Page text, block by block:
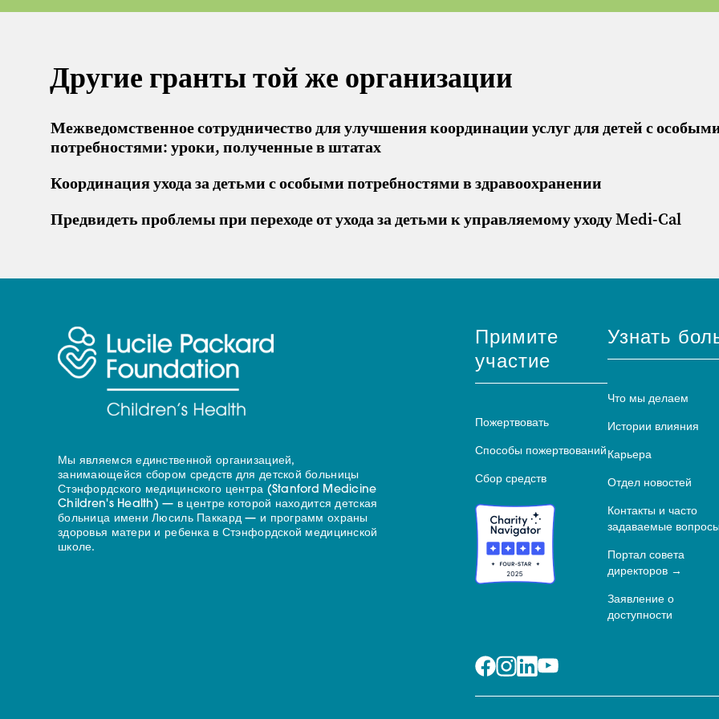
Другие гранты той же организации
Межведомственное сотрудничество для улучшения координации услуг для детей с
потребностями: уроки, полученные в штатах
Координация ухода за детьми с особыми потребностями в здравоохранении
Предвидеть проблемы при переходе от ухода за детьми к управляемому уходу Medi-Cal
Мы являемся единственной организацией,
занимающейся сбором средств для детской больницы
Стэнфордского медицинского центра (Stanford Medicine
Children's Health) — в центре которой находится детская
больница имени Люсиль Паккард — и программ охраны
здоровья матери и ребенка в Стэнфордской медицинской
школе.
Примите
участие
Пожертвовать
Способы пожертвований
Сбор средств
Узнать
Что мы делаем
Истории влияния
Карьера
Отдел новостей
Контакты и часто
задаваемые
Портал совета
директоров
Заявление о
доступности